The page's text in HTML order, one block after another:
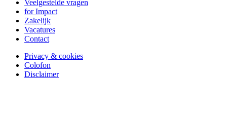
Veelgestelde vragen
for Impact
Zakelijk
Vacatures
Contact
Privacy & cookies
Colofon
Disclaimer